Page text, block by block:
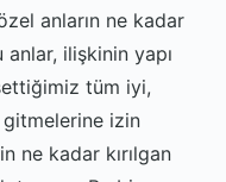
anların ne kadar
ilişkinin yapı
tüm iyi,
izin
ne kadar kırılgan